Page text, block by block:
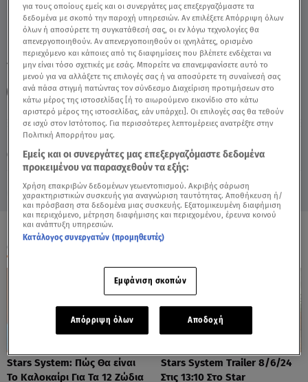
Πέμπτη 6 Αυγούστου 2026
03.01.20, 11:47 ΖΩΔΙΑ
TAGS: ΖΩΔΙΑ ΖΩΔΙΑ ΣΗΜΕΡΑ ΖΩΔΙΑ ΑΣΗ ΜΠΗΛΙΟΥ
ΑΣΗ ΜΠΗΛΟΥ ΤΟΞΟΤΗΣ ΑΣΤΡΟΛΟΓΙΚΕΣ ΠΡΟΒΛΕΨΕΙΣ
ΟΛΑ ΤΑ ΒΙΝΤΕΟ
Stars System: Πώς Θα είναι
Το Καλοκαίρι Για Τα 12 Ζώδια
Stars System Trailer 8/6/24
Στις 13:10 Στο Star
για τους οποίους εμείς και οι συνεργάτες μας επεξεργαζόμαστε τα
δεδομένα με σκοπό την παροχή υπηρεσιών. Αν επιλέξετε Απόρριψη όλων
όλων ή αποσύρετε τη συγκατάθεσή σας, οι εν λόγω τεχνολογίες θα
απενεργοποιηθούν. Αν απενεργοποιηθούν οι ιχνηλάτες, ορισμένο
περιεχόμενο και κάποιες από τις διαφημίσεις που βλέπετε ενδέχεται να
μην είναι τόσο σχετικές με εσάς. Μπορείτε να επανεμφανίσετε αυτό το
μενού για να αλλάξετε τις επιλογές σας ή να αποσύρετε τη συναίνεσή σας
ανά πάσα στιγμή πατώντας τον σύνδεσμο Διαχείριση προτιμήσεων στο
κάτω μέρος της ιστοσελίδας [ή το αιωρούμενο εικονίδιο στο κάτω
αριστερό μέρος της ιστοσελίδας, εάν υπάρχει]. Οι επιλογές σας θα τεθούν
σε ισχύ στον Ιστότοπος. Για περισσότερες λεπτομέρειες ανατρέξτε στην
Πολιτική Απορρήτου μας.
Εμείς και οι συνεργάτες μας επεξεργαζόμαστε δεδομένα
προκειμένου να παρασχεθούν τα εξής:
Χρήση επακριβών δεδομένων γεωεντοπισμού. Ακριβής σάρωση
χαρακτηριστικών συσκευής για αναγνώριση ταυτότητας. Αποθήκευση ή/
και πρόσβαση στα δεδομένα μιας συσκευής. Εξατομικευμένη διαφήμιση
και περιεχόμενο, μέτρηση διαφήμισης και περιεχομένου, έρευνα κοινού
και ανάπτυξη υπηρεσιών.
Κατάλογος συνεργατών (προμηθευτές)
Εμφάνιση σκοπών
Απόρριψη όλων Αποδοχή